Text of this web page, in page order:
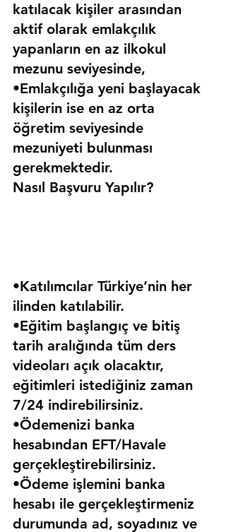
katılacak kişiler arasından
aktif olarak emlakçılık
yapanların en az ilkokul
mezunu seviyesinde,
•Emlakçılığa yeni başlayacak
kişilerin ise en az orta
öğretim seviyesinde
mezuniyeti bulunması
gerekmektedir.
Nasıl Başvuru Yapılır?
•Katılımcılar Türkiye’nin her
ilinden katılabilir.
•Eğitim başlangıç ve bitiş
tarih aralığında tüm ders
videoları açık olacaktır,
eğitimleri istediğiniz zaman
7/24 indirebilirsiniz.
•Ödemenizi banka
hesabından EFT/Havale
gerçekleştirebilirsiniz.
•Ödeme işlemini banka
hesabı ile gerçekleştirmeniz
durumunda ad, soyadınız ve